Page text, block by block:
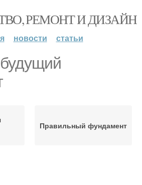
РЕМОНТ И ДИЗАЙН
новости статьи
Правильный фундамент